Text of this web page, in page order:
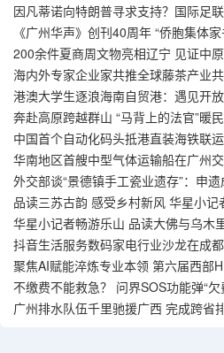
因凡蒂诺向特朗普寻求支持？国际足
《广州华声》创刊40周年 “侨胞集体
200余件夏商周文物亮相辽宁 见证中
海内外专家企业家共推全球藤茶产业
港澳大学生逐浪海南自贸港：遇见开
奔赴高原跨越群山 “马背上的法官”暖
中国首个自动化码头抵港直装海铁联
华南地区首艘中型气体运输船在广州
外交部谈“景德镇手工瓷业遗存”：申
是新起点
品读三苏古韵 感受乡村新风 华星小
华星小记者畅游乐山 品读大佛与乌木
抖音生活服务数码家电行业沙龙在成
补到店交易模式
聚焦AI赋能淬炼专业本领 第六届西部
不缴费不能救急？ 问界SOS功能弹“欠
广州排水队伍千里驰援广西 完成跨省